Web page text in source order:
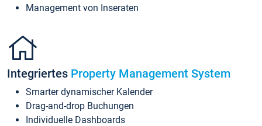
Management von Inseraten
Integriertes Property Management System
Smarter dynamischer Kalender
Drag-and-drop Buchungen
Individuelle Dashboards